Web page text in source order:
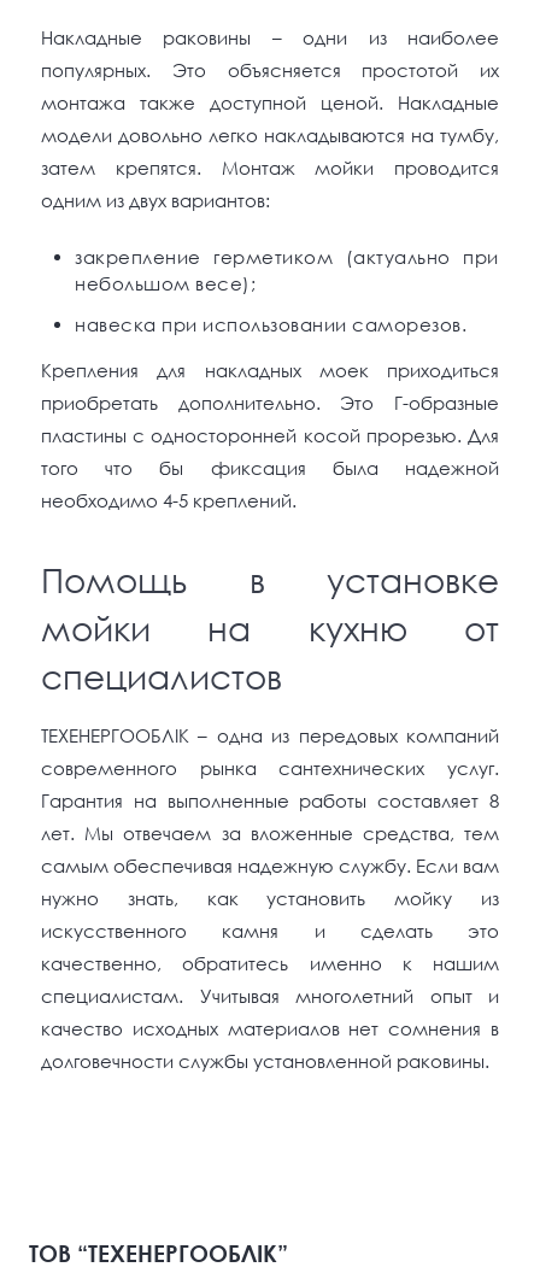
Накладные раковины – одни из наиболее
популярных. Это объясняется простотой их
монтажа также доступной ценой. Накладные
модели довольно легко накладываются на тумбу,
затем крепятся. Монтаж мойки проводится
одним из двух вариантов:
закрепление герметиком (актуально при
небольшом весе);
навеска при использовании саморезов.
Крепления для накладных моек приходиться
приобретать дополнительно. Это Г-образные
пластины с односторонней косой прорезью. Для
того что бы фиксация была надежной
необходимо 4-5 креплений.
Помощь в установке
мойки на кухню от
специалистов
ТЕХЕНЕРГООБЛІК – одна из передовых компаний
современного рынка сантехнических услуг.
Гарантия на выполненные работы составляет 8
лет. Мы отвечаем за вложенные средства, тем
самым обеспечивая надежную службу. Если вам
нужно знать, как установить мойку из
искусственного камня и сделать это
качественно, обратитесь именно к нашим
специалистам. Учитывая многолетний опыт и
качество исходных материалов нет сомнения в
долговечности службы установленной раковины.
ТОВ “ТЕХЕНЕРГООБЛІК”